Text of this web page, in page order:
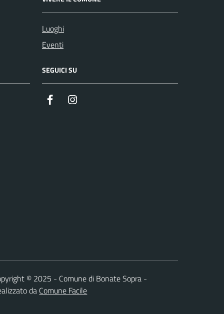
Luoghi
Eventi
SEGUICI SU
Facebook
© 2025 - Comune di Bonate Sopra -
da Comune Facile